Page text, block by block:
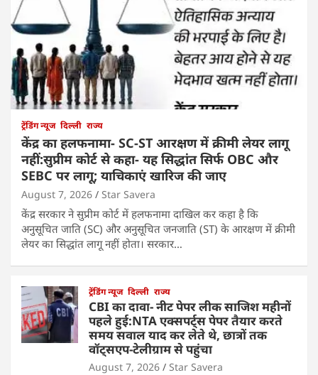
ट्रेंडिंग न्यूज दिल्ली राज्य
केंद्र का हलफनामा- SC-ST आरक्षण में क्रीमी लेयर लागू
नहीं:सुप्रीम कोर्ट से कहा- यह सिद्धांत सिर्फ OBC और
SEBC पर लागू; याचिकाएं खारिज की जाए
August 7, 2026 Star Savera
केंद्र सरकार ने सुप्रीम कोर्ट में हलफनामा दाखिल कर कहा है कि
अनुसूचित जाति (SC) और अनुसूचित जनजाति (ST) के आरक्षण में क्रीमी
लेयर का सिद्धांत लागू नहीं होता। सरकार…
ट्रेंडिंग न्यूज दिल्ली राज्य
CBI का दावा- नीट पेपर लीक साजिश महीनों
पहले हुई:NTA एक्सपर्ट्स पेपर तैयार करते
समय सवाल याद कर लेते थे, छात्रों तक
वॉट्सएप-टेलीग्राम से पहुंचा
August 7, 2026 Star Savera